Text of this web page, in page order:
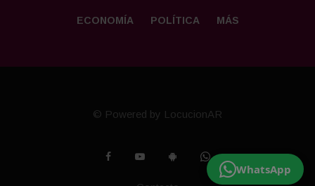
WhatsApp
ECONOMÍA POLÍTICA MÁS
© Powered by LocucionAR